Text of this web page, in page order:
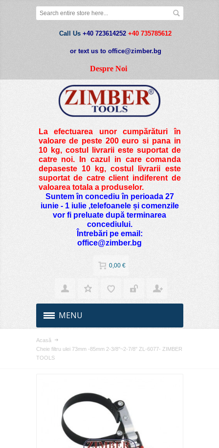
Call Us +40 723614252 +40 735785612
or text us to office@zimber.bg
Despre Noi
La efectuarea unor cumpărături în
valoare de peste200 euro si pana in
10 kg, costul livrarii este suportat de
catre noi. In cazul in care comanda
depaseste 10 kg, costul livrarii este
suportat de catre client indiferent de
valoarea totala a produselor.
Suntem în concediu în perioada 27
iunie - 1 iulie ,telefoanele și comenzile
vor fi preluate după terminarea
concediului.
Întrebări pe email:
office@zimber.bg
0,00 €
MENU
Acasă
Cheie filtru ulei 73mm -85mm 2-3/8"~2-7/8" ZL-6077- ZIMBER
TOOLS